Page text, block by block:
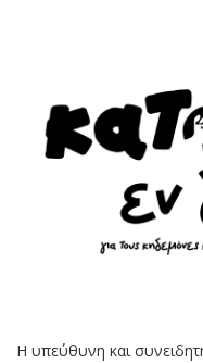
Η υπεύθυνη και